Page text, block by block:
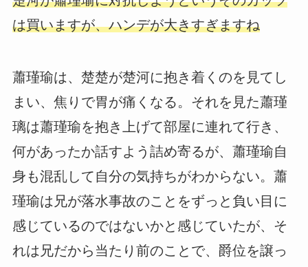
は買いますが、ハンデが大きすぎますね
蕭瑾瑜は、楚楚が楚河に抱き着くのを見てし
まい、焦りで胃が痛くなる。それを見た蕭瑾
璃は蕭瑾瑜を抱き上げて部屋に連れて行き、
何があったか話すよう詰め寄るが、蕭瑾瑜自
身も混乱して自分の気持ちがわからない。蕭
瑾瑜は兄が落水事故のことをずっと負い目に
感じているのではないかと感じていたが、そ
れは兄だから当たり前のことで、爵位を譲っ